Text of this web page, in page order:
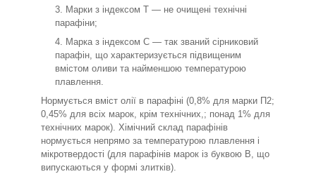
Марки з індексом Т — не очищені технічні
парафіни;
Марка з індексом С — так званий сірниковий
парафін, що характеризується підвищеним
вмістом оливи та найменшою температурою
плавлення.
Нормується вміст олії в парафіні (0,8% для марки П2;
0,45% для всіх марок, крім технічних,; понад 1% для
технічних марок). Хімічний склад парафінів
нормується непрямо за температурою плавлення і
мікротвердості (для парафінів марок із буквою В, що
випускаються у формі злитків).